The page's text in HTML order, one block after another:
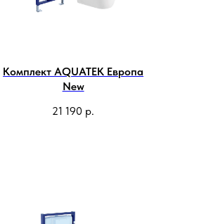
Комплект AQUATEK Европа
New
21 190 р.